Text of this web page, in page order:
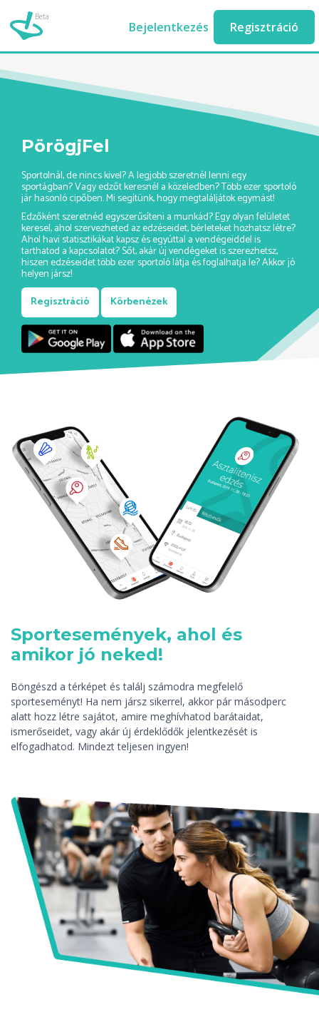
Beta
Bejelentkezés Regisztráció
zumba-edzes-ashburn//
PörögjFel
Sportolnál, de nincs kivel? A legjobb szeretnél lenni egy
sportágban? Vagy edzőt keresnél a közeledben? Több ezer sportoló
jár hasonló cipőben. Mi segítünk, hogy megtaláljátok egymást!
Edzőként szeretnéd egyszerűsíteni a munkád? Egy olyan felületet
keresel, ahol szervezheted az edzéseidet, bérleteket hozhatsz létre?
Ahol havi statisztikákat kapsz és egyúttal a vendégeiddel is
tarthatod a kapcsolatot? Sőt, akár új vendégeket is szerezhetsz,
hiszen edzéseidet több ezer sportoló látja és foglalhatja le? Akkor jó
helyen jársz!
Regisztráció
Körbenézek
Sportesemények, ahol és
amikor jó neked!
Böngészd a térképet és találj számodra megfelelő
sporteseményt! Ha nem jársz sikerrel, akkor pár másodperc
alatt hozz létre sajátot, amire meghívhatod barátaidat,
ismerőseidet, vagy akár új érdeklődők jelentkezését is
elfogadhatod. Mindezt teljesen ingyen!